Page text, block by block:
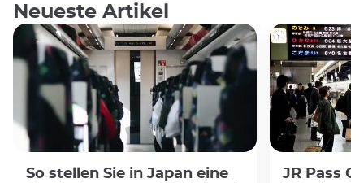
Neueste Artikel
So stellen Sie in Japan eine
JR Pass